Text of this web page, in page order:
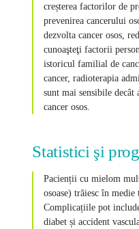
creșterea factorilor de
prevenirea cancerului
dezvolta cancer osos,
cunoaşteţi factorii
istoricul familial de
cancer, radioterapia
sunt mai sensibile
cancer osos.
Statistici şi
Pacienții cu mielom
osoase) trăiesc în
Complicațiile pot
diabet și accident